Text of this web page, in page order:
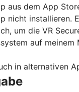
aus dem App
nicht installieren.
um die VR
auf
in alternativen